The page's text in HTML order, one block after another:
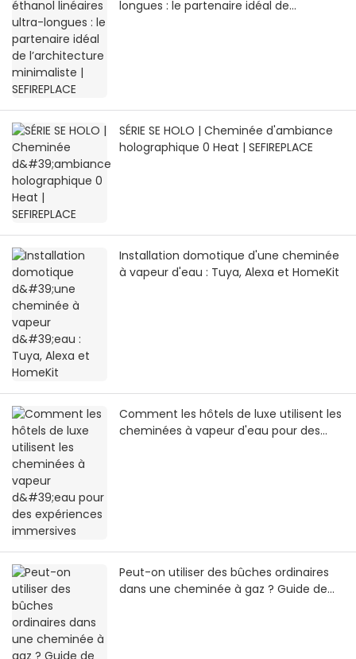
longues : le partenaire idéal de
SÉRIE SE HOLO | Cheminée d'ambiance
holographique 0 Heat | SEFIREPLACE
Installation domotique d'une cheminée
à vapeur d'eau : Tuya, Alexa et HomeKit
Comment les hôtels de luxe utilisent les
cheminées à vapeur d'eau pour des
Peut-on utiliser des bûches ordinaires
dans une cheminée à gaz ? Guide de